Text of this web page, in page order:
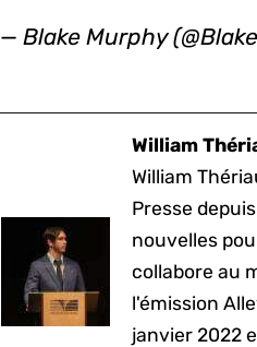
— Blake Murphy
William
William
Presse
nouvelles
collabore au
l'émission
janvier 2022